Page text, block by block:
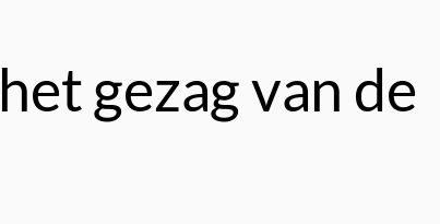
gezag van de